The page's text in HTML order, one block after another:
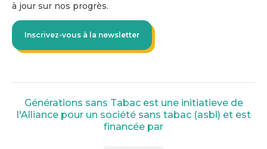
à jour sur nos progrès.
Inscrivez-vous à la newsletter
Générations sans Tabac est une initiatieve de
l'Alliance pour un société sans tabac (asbl) et est
financée par